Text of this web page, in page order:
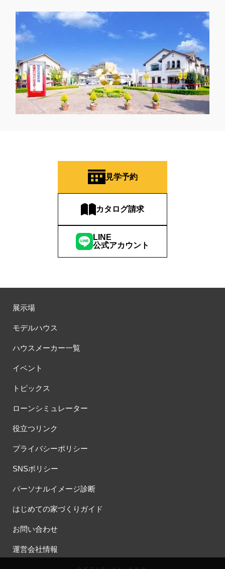
見学予約
カタログ請求
LINE
公式アカウント
展示場
モデルハウス
ハウスメーカー一覧
イベント
トピックス
ローンシミュレーター
役立つリンク
プライバシーポリシー
SNSポリシー
パーソナルイメージ診断
はじめての家づくりガイド
お問い合わせ
運営会社情報